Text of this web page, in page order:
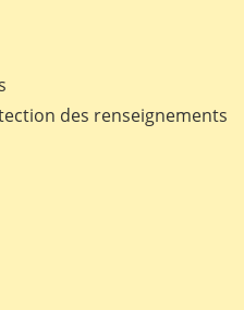
des renseignements